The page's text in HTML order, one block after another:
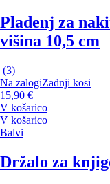
Pladenj za
višina 10,5 cm
(3)
Na zalogiZadnji kosi
15,90 €
V košarico
V košarico
Balvi
Držalo za